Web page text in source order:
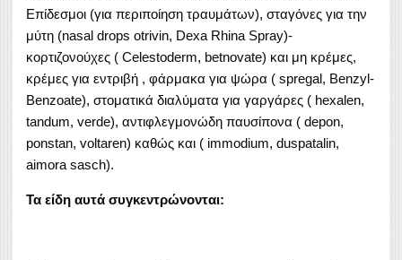
Επίδεσμοι (για περιποίηση τραυμάτων), σταγόνες για την
μύτη (nasal drops otrivin, Dexa Rhina Spray)-
κορτιζονούχες ( Celestoderm, betnovate) και μη κρέμες,
κρέμες για εντριβή , φάρμακα για ψώρα ( spregal, Benzyl-
Benzoate), στοματικά διαλύματα για γαργάρες ( hexalen,
tandum, verde), αντιφλεγμονώδη παυσίπονα ( depon,
ponstan, voltaren) καθώς και ( immodium, duspatalin,
aimora sasch).
Τα είδη αυτά συγκεντρώνονται: